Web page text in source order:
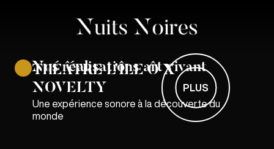
Nos réalisations art vivant
THÉÂTRE L’ÎLE Ô X
NOVELTY
Une expérience sonore à la découverte du
monde
PLUS